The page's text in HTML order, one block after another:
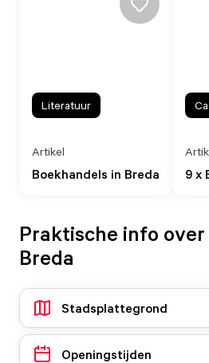
Boekhandels in Breda
Artikel
Literatuur
9 x
Praktische info
Breda
Stadsplattegrond
Openingstijden